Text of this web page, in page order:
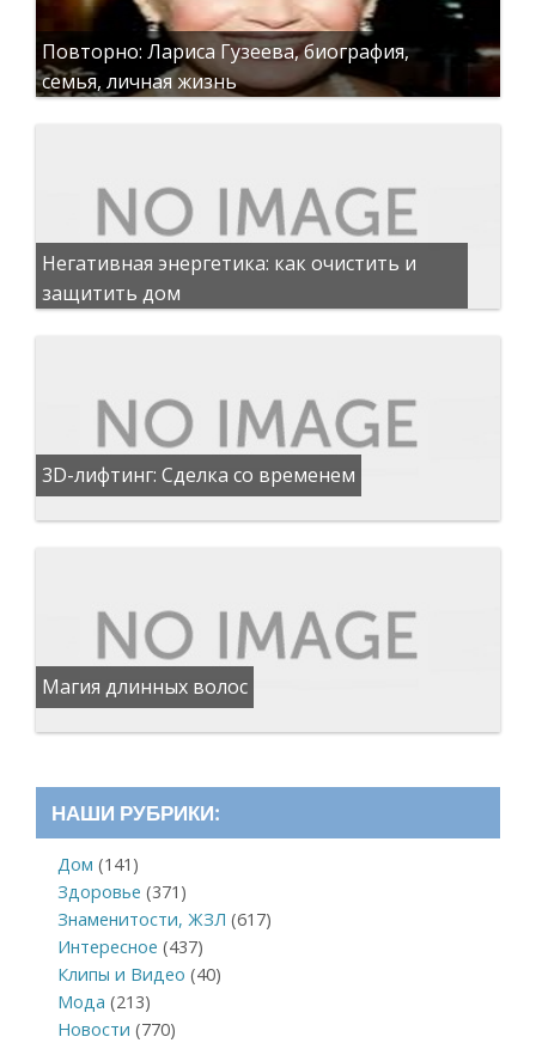
Повторно: Лариса Гузеева, биография,
семья, личная жизнь
Негативная энергетика: как очистить и
защитить дом
3D-лифтинг: Сделка со временем
Магия длинных волос
НАШИ РУБРИКИ:
Дом (141)
Здоровье (371)
Знаменитости, ЖЗЛ (617)
Интересное (437)
Клипы и Видео (40)
Мода (213)
Новости (770)